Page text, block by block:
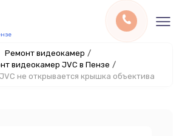
Ремонт видеокамер /
видеокамер JVC в Пензе /
не открывается крышка объектива